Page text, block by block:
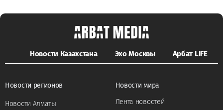
Новости Казахстана Эхо Москвы Арбат LIFE
Новости регионов
Новости Алматы
Новости мира
Лента новостей